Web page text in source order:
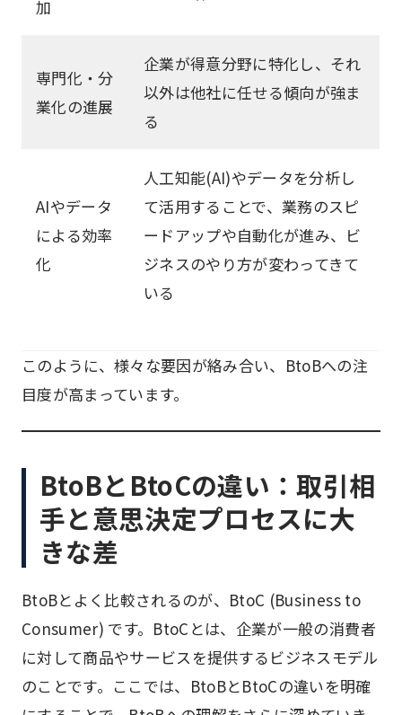
加
専門化・分
業化の進展
企業が得意分野に特化し、それ
以外は他社に任せる傾向が強ま
る
AIやデータ
による効率
化
人工知能(AI)やデータを分析し
て活用することで、業務のスピ
ードアップや自動化が進み、ビ
ジネスのやり方が変わってきて
いる
このように、様々な要因が絡み合い、BtoBへの注
目度が高まっています。
BtoBとBtoCの違い：取引相
手と意思決定プロセスに大
きな差
BtoBとよく比較されるのが、BtoC (Business to
Consumer) です。BtoCとは、企業が一般の消費者
に対して商品やサービスを提供するビジネスモデル
のことです。ここでは、BtoBとBtoCの違いを明確